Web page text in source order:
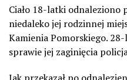
Ciało 18-latki odnaleziono
niedaleko jej rodzinnej
Kamienia Pomorskiego.
sprawie jej zaginięcia